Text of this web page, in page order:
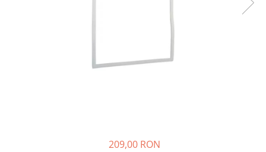
Accesorii Piese Aer Conditionat
209,00 RON